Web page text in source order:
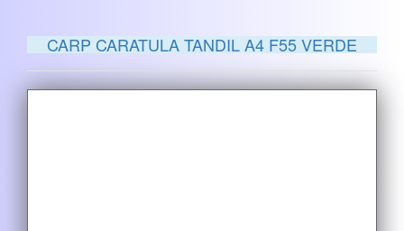
CARP CARATULA TANDIL A4 F55 VERDE